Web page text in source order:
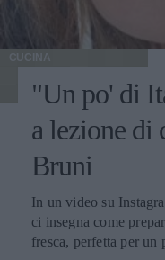
CUCINA
"Un po' di
a lezione di
Bruni
In un video su
ci insegna come
fresca, perfetta per un